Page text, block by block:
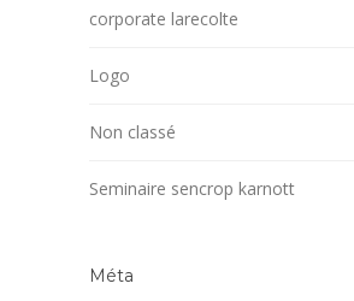
corporate larecolte
Logo
Non classé
Seminaire sencrop karnott
Méta